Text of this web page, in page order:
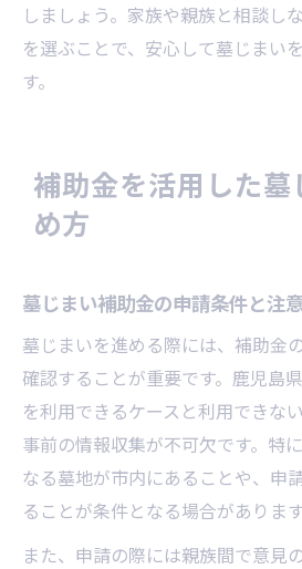
しましょう。家族や親族と相談し
を選ぶことで、安心して墓じまい
す。
補助金を活用した
め方
墓じまい補助金の申請条件と注
墓じまいを進める際には、補助金
確認することが重要です。鹿児島
を利用できるケースと利用できな
事前の情報収集が不可欠です。特
なる墓地が市内にあることや、申
ることが条件となる場合があります
また、申請の際には親族間で意見